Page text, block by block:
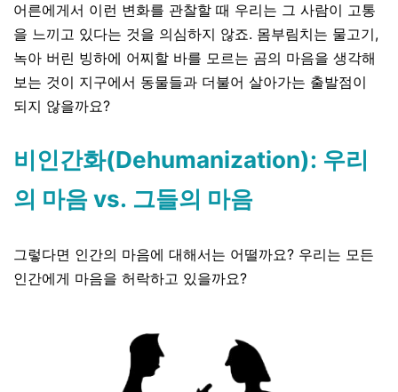
어른에게서 이런 변화를 관찰할 때 우리는 그 사람이 고통
을 느끼고 있다는 것을 의심하지 않죠. 몸부림치는 물고기,
녹아 버린 빙하에 어찌할 바를 모르는 곰의 마음을 생각해
보는 것이 지구에서 동물들과 더불어 살아가는 출발점이
되지 않을까요?
비인간화(Dehumanization): 우리
의 마음 vs. 그들의 마음
그렇다면 인간의 마음에 대해서는 어떨까요? 우리는 모든
인간에게 마음을 허락하고 있을까요?